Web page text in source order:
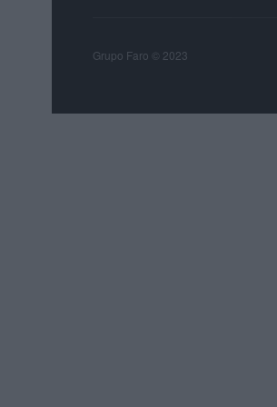
Grupo Faro © 2023